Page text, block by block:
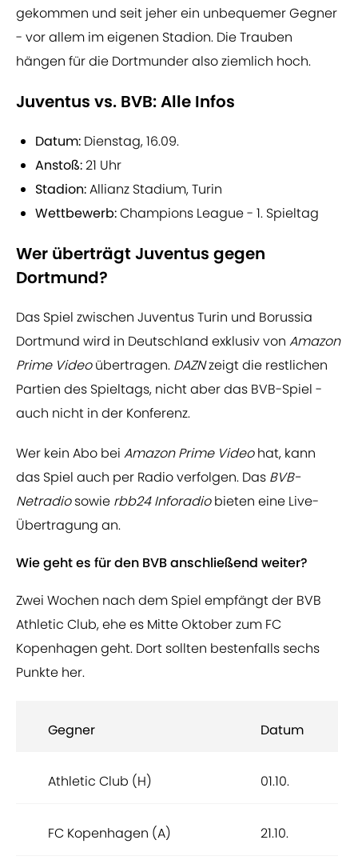
gekommen und seit jeher ein unbequemer Gegner
- vor allem im eigenen Stadion. Die Trauben
hängen für die Dortmunder also ziemlich hoch.
Juventus vs. BVB: Alle Infos
Datum: Dienstag, 16.09.
Anstoß:21 Uhr
Stadion:Allianz Stadium, Turin
Wettbewerb:Champions League - 1. Spieltag
Wer überträgt Juventus gegen
Dortmund?
Das Spiel zwischen Juventus Turin und Borussia
Dortmund wird in Deutschland exklusiv von Amazon
Prime Videoübertragen. DAZNzeigt die restlichen
Partien des Spieltags, nicht aber das BVB-Spiel -
auch nicht in der Konferenz.
Wer kein Abo bei Amazon Prime Videohat, kann
das Spiel auch per Radio verfolgen. Das BVB-
Netradiosowie rbb24 Inforadiobieten eine Live-
Übertragung an.
Wie geht es für den BVB anschließend weiter?
Zwei Wochen nach dem Spiel empfängt der BVB
Athletic Club, ehe es Mitte Oktober zum FC
Kopenhagen geht. Dort sollten bestenfalls sechs
Punkte her.
Gegner Datum
Athletic Club (H) 01.10.
FC Kopenhagen (A) 21.10.